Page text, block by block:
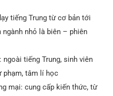
tiếng Trung từ cơ bản tới
ngành nhỏ là biên – phiên
ngoài tiếng Trung, sinh viên
phạm, tâm lí học
mại: cung cấp kiến thức, từ